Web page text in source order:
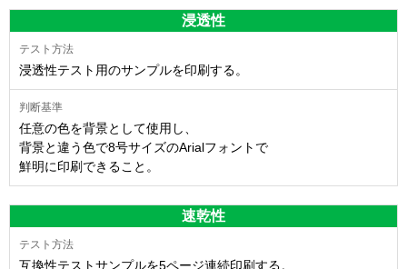
浸透性
浸透性テスト用のサンプルを印刷する。
任意の色を背景として使用し、
背景と違う色で8号サイズのArialフォントで
鮮明に印刷できること。
速乾性
互換性テストサンプルを5ページ連続印刷する。